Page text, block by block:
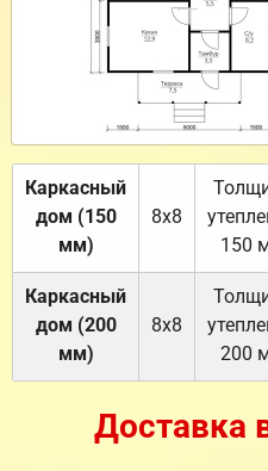
Каркасный
дом (150
мм)
8х8
150
Каркасный
дом (200
мм)
8х8
200
Доставка